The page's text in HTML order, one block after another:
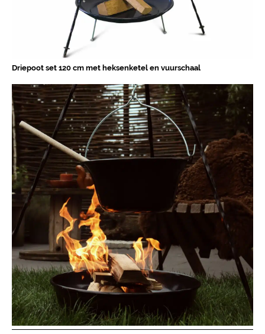
Driepoot set 120 cm met heksenketel en vuurschaal